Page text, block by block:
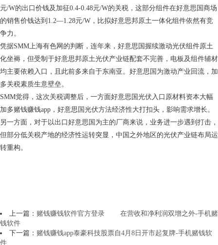
元/W的出口价钱及加征0.4-0.48元/W的关税，这部分组件在好意思国商场
的销售价钱达到1.2—1.28元/W，比拟好意思邦原土一体化组件依然有竞
争力。
凭据SMM上海有色网的判断，连年来，好意思国握续激动光伏组件原土
化坐褥，但受制于好意思邦原土光伏产业链配套不完善，电板及组件辅材
均主要依赖入口，且此前多来自于东南亚。好意思国为激动产业回流，加
多关税素质生意壁垒。
SMM觉得，这次关税调整后，一方面好意思国光伏入口原材料资本大幅
加多赌钱赚钱app，好意思国光伏方法经济性大打扣头，影响需求增长。
另一方面，对于以出口好意思国为主的厂商来说，业务进一步遇到打击，
但部分低关税产地的经济性运转突显，中国之外地区的光伏产业链布局运
转重构。
上一篇： 赌钱赚钱软件官方登录 在营收和净利润双增之外-手机赌
钱软件
下一篇： 赌钱赚钱app泰豪科技股票自4月8日开市起复牌-手机赌钱软
件